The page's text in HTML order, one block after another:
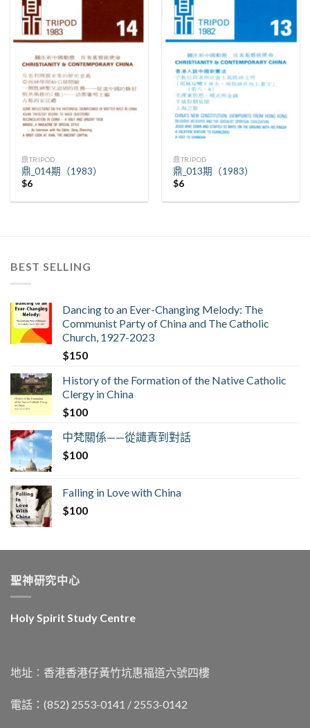
鼎TRIPOD
鼎_014期（1983）
$6
鼎TRIPOD
鼎_013期（1983）
$6
BEST SELLING
Dancing to an Ever-Changing Melody: The
Communist Party of China and The Catholic
Church, 1927-2023
$150
History of the Formation of the Native Catholic
Clergy in China
$100
中梵關係——從譴責到對話
$100
Falling in Love with China
$100
聖神研究中心
Holy Spirit Study Centre
地址︰香港香港仔黃竹坑惠福道六號四樓
電話：(852) 2553-0141 / 2553-0142